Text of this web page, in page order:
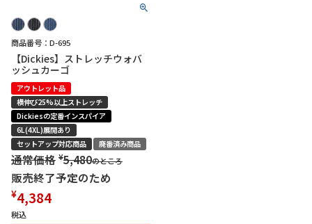
商品番号：D-695
【Dickies】ストレッチウォバ
ッシュカーゴ
アウトレット品
横伸び25%以上ストレッチ
Dickiesの定番インスパイア
6L(4XL)展開あり
セットアップ対応商品
廃番済み商品
通常価格 ¥5,480のところ
販売終了予定のため
¥4,384
税込